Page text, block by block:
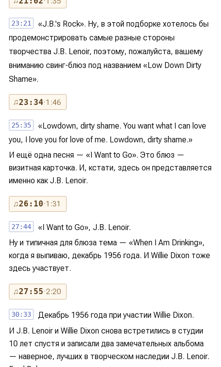
23:21
«J.B.'s Rock». Ну, в этой подборке хотелось бы
продемонстрировать самые разные стороны
творчества J.B. Lenoir, поэтому, пожалуйста, вашему
вниманию свинг-блюз под названием «Low Down Dirty
Shame».
♫23:34· 1:46
25:35
«Lowdown, dirty shame. You want what I can love
you, I love you for love of me. Lowdown, dirty shame.»
И ещё одна песня — «I Want to Go». Это блюз —
визитная карточка. И, кстати, здесь он представляется
именно как J.B. Lenoir.
♫26:10· 1:31
27:44
«I Want to Go», J.B. Lenoir.
Ну и типичная для блюза тема — «When I Am Drinking»,
когда я выпиваю, декабрь 1956 года. И Willie Dixon тоже
здесь участвует.
♫27:55· 2:20
30:33
Декабрь 1956 года при участии Willie Dixon.
И J.B. Lenoir и Willie Dixon снова встретились в студии
10 лет спустя и записали два замечательных альбома
— наверное, лучших в творческом наследии J.B. Lenoir.